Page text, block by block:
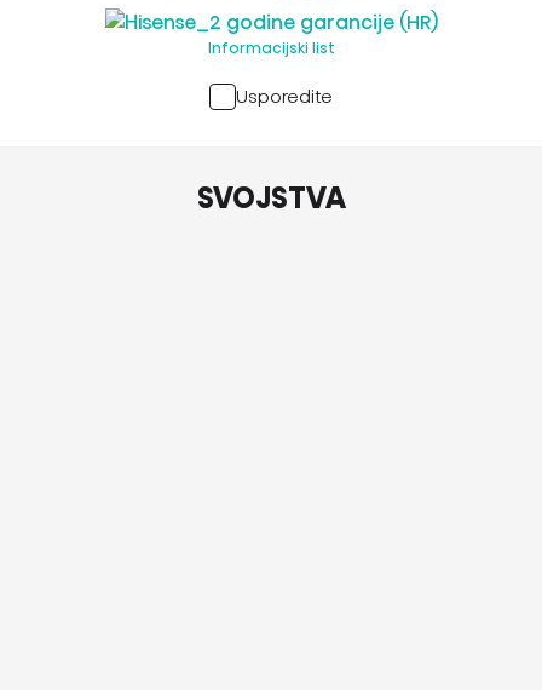
Informacijski list
Usporedite
SVOJSTVA